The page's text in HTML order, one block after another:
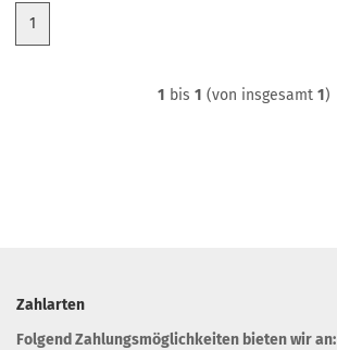
1
1 bis 1 (von insgesamt 1)
Zahlarten
Folgend Zahlungsmöglichkeiten bieten wir an: